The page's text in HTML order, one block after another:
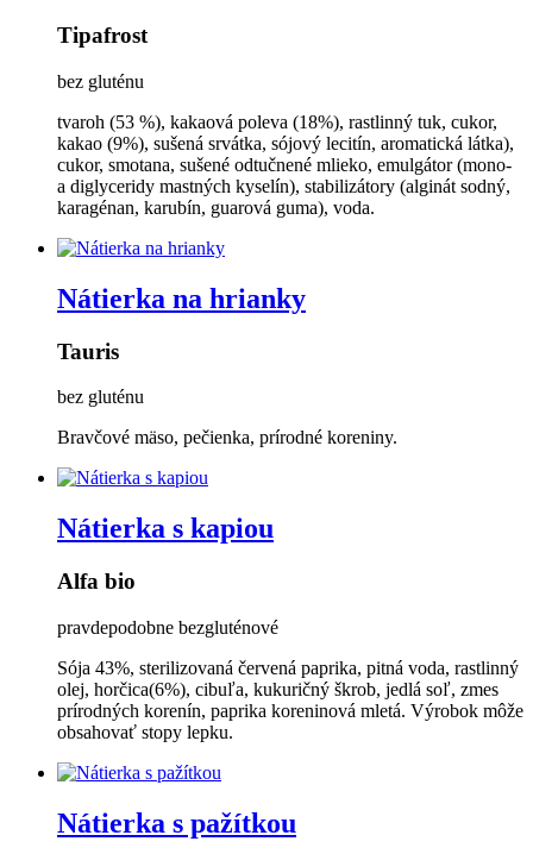
Tipafrost
bez gluténu
tvaroh (53 %), kakaová poleva (18%), rastlinný tuk, cukor,
kakao (9%), sušená srvátka, sójový lecitín, aromatická látka),
cukor, smotana, sušené odtučnené mlieko, emulgátor (mono-
a diglyceridy mastných kyselín), stabilizátory (alginát sodný,
karagénan, karubín, guarová guma), voda.
Nátierka na hrianky
Tauris
bez gluténu
Bravčové mäso, pečienka, prírodné koreniny.
Nátierka s kapiou
Alfa bio
pravdepodobne bezgluténové
Sója 43%, sterilizovaná červená paprika, pitná voda, rastlinný
olej, horčica(6%), cibuľa, kukuričný škrob, jedlá soľ, zmes
prírodných korenín, paprika koreninová mletá. Výrobok môže
obsahovať stopy lepku.
Nátierka s pažítkou